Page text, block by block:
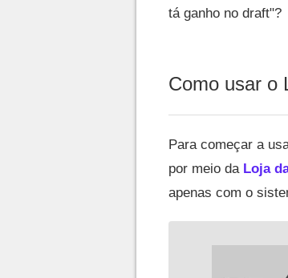
tá ganho no draft"?
Como usar o
Para começar a
por meio da Loja
apenas com o